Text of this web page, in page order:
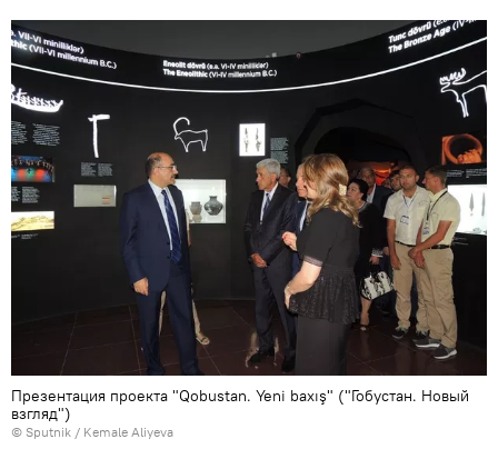
Презентация проекта "Qobustan. Yeni baxış" ("Гобустан. Новый
взгляд")
© Sputnik / Kemale Aliyeva